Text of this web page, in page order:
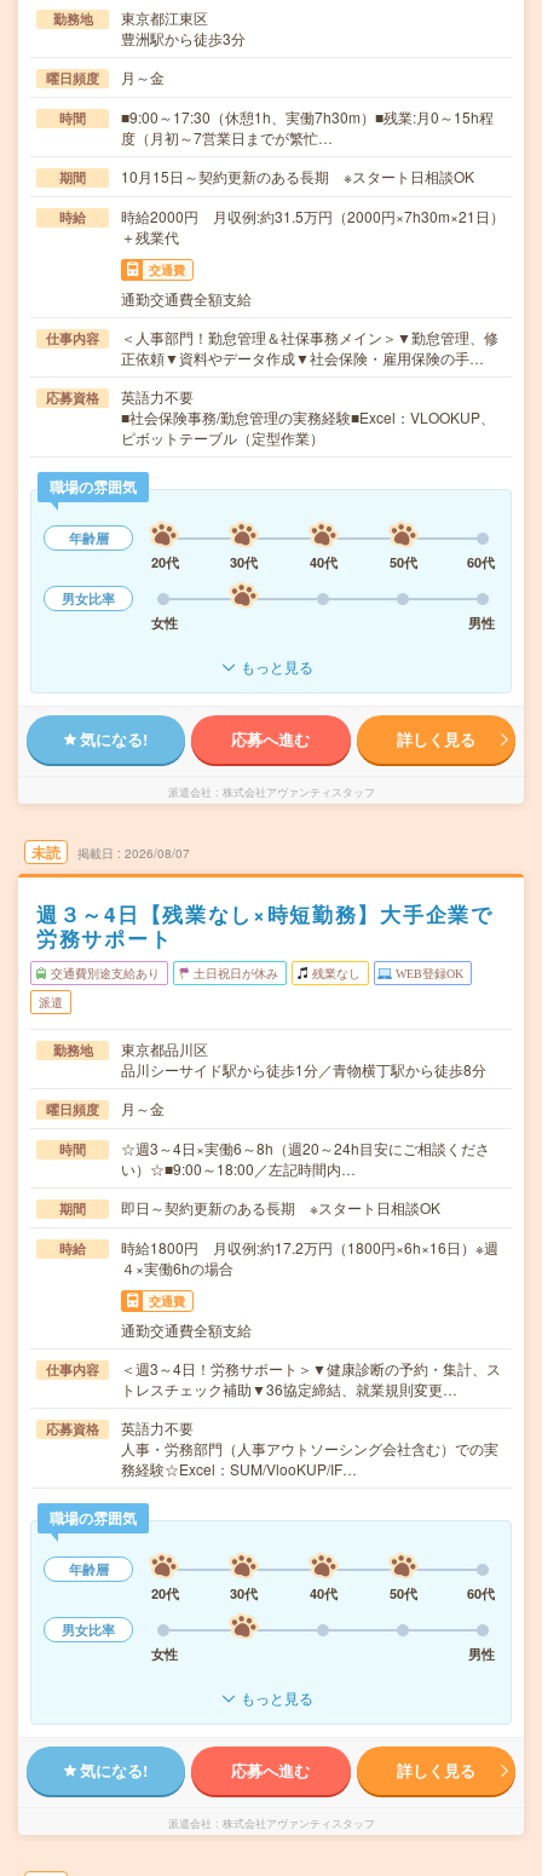
勤務地
東京都江東区
豊洲駅から徒歩3分
曜日頻度 月～金
時間
■9:00～17:30（休憩1h、実働7h30m）■残業:月0～15h程
度（月初～7営業日までが繁忙…
期間 10月15日～契約更新のある長期 ※スタート日相談OK
時給
時給2000円 月収例:約31.5万円（2000円×7h30m×21日）
＋残業代
交通費
通勤交通費全額支給
仕事内容
＜人事部門！勤怠管理＆社保事務メイン＞▼勤怠管理、修
正依頼▼資料やデータ作成▼社会保険・雇用保険の手…
応募資格
英語力不要
■社会保険事務/勤怠管理の実務経験■Excel：VLOOKUP、
ピボットテーブル（定型作業）
職場の雰囲気
年齢層
20代
30代 40代 50代
60代
男女比率
女性
男性
もっと見る
気になる! 応募へ進む 詳しく見る
派遣会社 株式会社アヴァンティスタッフ
未読 掲載日 2026/08/07
週３～4日【残業なし×時短勤務】大手企業で
労務サポート
交通費別途支給あり 土日祝日が休み 残業なし WEB登録OK
派遣
勤務地
東京都品川区
品川シーサイド駅から徒歩1分／青物横丁駅から徒歩8分
曜日頻度 月～金
時間
☆週3～4日×実働6～8h（週20～24h目安にご相談くださ
い）☆■9:00～18:00／左記時間内…
期間 即日～契約更新のある長期 ※スタート日相談OK
時給
時給1800円 月収例:約17.2万円（1800円×6h×16日）※週
４×実働6hの場合
交通費
通勤交通費全額支給
仕事内容
＜週3～4日！労務サポート＞▼健康診断の予約・集計、ス
トレスチェック補助▼36協定締結、就業規則変更…
応募資格
英語力不要
人事・労務部門（人事アウトソーシング会社含む）での実
務経験☆Excel：SUM/VlooKUP/IF…
職場の雰囲気
年齢層
20代
30代 40代 50代
60代
男女比率
女性
男性
もっと見る
気になる! 応募へ進む 詳しく見る
派遣会社 株式会社アヴァンティスタッフ